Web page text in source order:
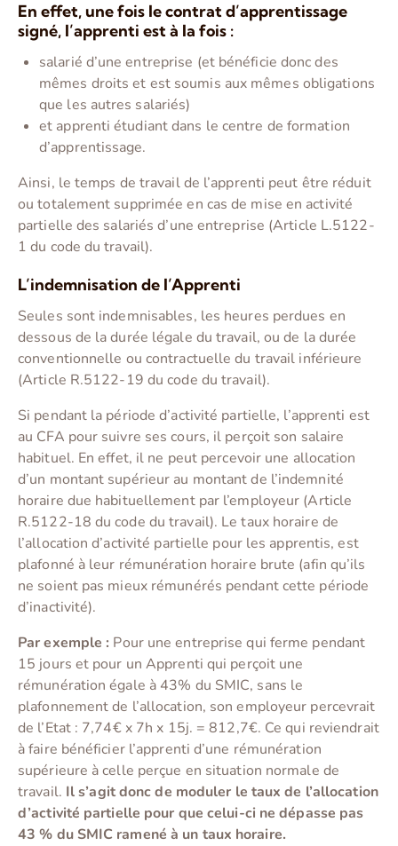
En effet, une fois le contrat d’apprentissage
signé, l’apprenti est à la fois :
salarié d’une entreprise (et bénéficie donc des
mêmes droits et est soumis aux mêmes obligations
que les autres salariés)
et apprenti étudiant dans le centre de formation
d’apprentissage.
Ainsi, le temps de travail de l’apprenti peut être réduit
ou totalement supprimée en cas de mise en activité
partielle des salariés d’une entreprise (Article L.5122-
1 du code du travail).
L’indemnisation de l’Apprenti
Seules sont indemnisables, les heures perdues en
dessous de la durée légale du travail, ou de la durée
conventionnelle ou contractuelle du travail inférieure
(Article R.5122-19 du code du travail).
Si pendant la période d’activité partielle, l’apprenti est
au CFA pour suivre ses cours, il perçoit son salaire
habituel. En effet, il ne peut percevoir une allocation
d’un montant supérieur au montant de l’indemnité
horaire due habituellement par l’employeur (Article
R.5122-18 du code du travail). Le taux horaire de
l’allocation d’activité partielle pour les apprentis, est
plafonné à leur rémunération horaire brute (afin qu’ils
ne soient pas mieux rémunérés pendant cette période
d’inactivité).
Par exemple : Pour une entreprise qui ferme pendant
15 jours et pour un Apprenti qui perçoit une
rémunération égale à 43% du SMIC, sans le
plafonnement de l’allocation, son employeur percevrait
de l’Etat : 7,74€ x 7h x 15j. = 812,7€. Ce qui reviendrait
à faire bénéficier l’apprenti d’une rémunération
supérieure à celle perçue en situation normale de
travail. Il s’agit donc de moduler le taux de l’allocation
d’activité partielle pour que celui-ci ne dépasse pas
43 % du SMIC ramené à un taux horaire.